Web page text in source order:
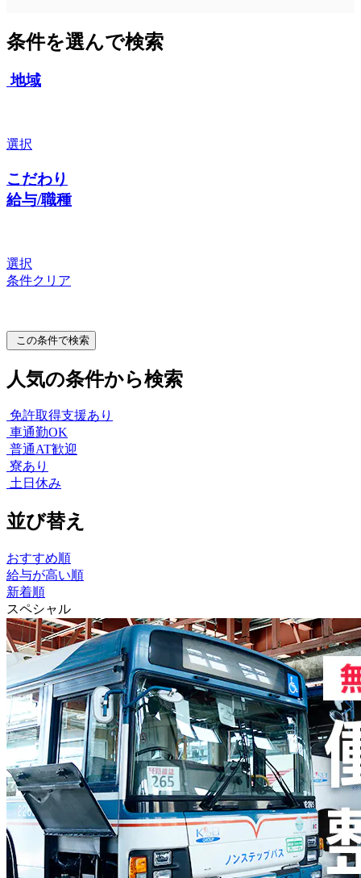
条件を選んで検索
地域
選択
こだわり
給与/職種
選択
条件クリア
この条件で検索
人気の条件から検索
免許取得支援あり
車通勤OK
普通AT歓迎
寮あり
土日休み
並び替え
おすすめ順
給与が高い順
新着順
スペシャル